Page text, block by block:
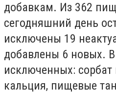
добавкам. Из 362
сегодняшний день
исключены 19
добавлены 6 новых.
исключенных: сорбат
кальция, пищевые